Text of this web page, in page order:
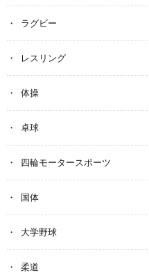
ラグビー
レスリング
体操
卓球
四輪モータースポーツ
国体
大学野球
柔道